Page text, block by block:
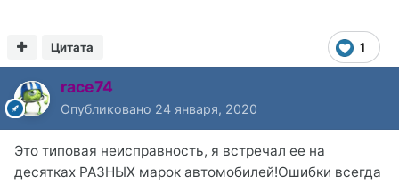
1
Цитата
race74
Опубликовано 24 января, 2020
Это типовая неисправность, я встречал ее на
десятках РАЗНЫХ марок автомобилей!Ошибки всегда